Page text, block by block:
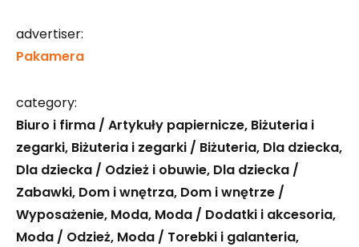
advertiser:
Pakamera
category:
Biuro i firma / Artykuły papiernicze Biżuteria i
zegarki Biżuteria i zegarki / Biżuteria Dla dziecka
Dla dziecka / Odzież i obuwie Dla dziecka /
Zabawki Dom i wnętrza Dom i wnętrze /
Wyposażenie Moda Moda / Dodatki i akcesoria
Moda / Odzież Moda / Torebki i galanteria